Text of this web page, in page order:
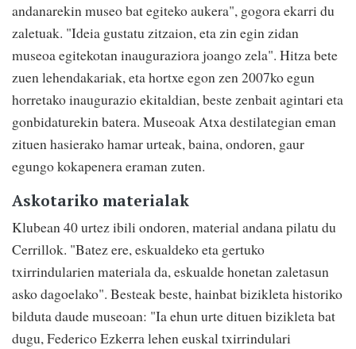
andanarekin museo bat egiteko aukera", gogora ekarri du
zaletuak. "Ideia gustatu zitzaion, eta zin egin zidan
museoa egitekotan inauguraziora joango zela". Hitza bete
zuen lehendakariak, eta hortxe egon zen 2007ko egun
horretako inaugurazio ekitaldian, beste zenbait agintari eta
gonbidaturekin batera. Museoak Atxa destilategian eman
zituen hasierako hamar urteak, baina, ondoren, gaur
egungo kokapenera eraman zuten.
Askotariko materialak
Klubean 40 urtez ibili ondoren, material andana pilatu du
Cerrillok. "Batez ere, eskualdeko eta gertuko
txirrindularien materiala da, eskualde honetan zaletasun
asko dagoelako". Besteak beste, hainbat bizikleta historiko
bilduta daude museoan: "Ia ehun urte dituen bizikleta bat
dugu, Federico Ezkerra lehen euskal txirrindulari